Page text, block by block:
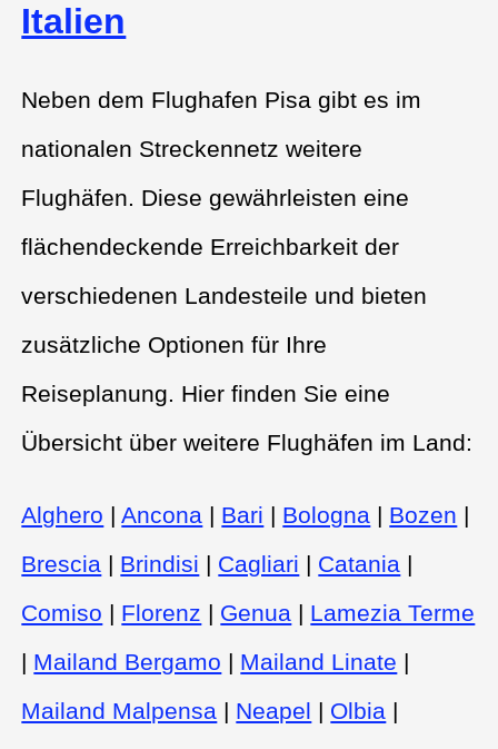
Italien
Neben dem Flughafen Pisa gibt es im
nationalen Streckennetz weitere
Flughäfen. Diese gewährleisten eine
flächendeckende Erreichbarkeit der
verschiedenen Landesteile und bieten
zusätzliche Optionen für Ihre
Reiseplanung. Hier finden Sie eine
Übersicht über weitere Flughäfen im Land:
Alghero | Ancona | Bari | Bologna | Bozen |
Brescia | Brindisi | Cagliari | Catania |
Comiso | Florenz | Genua | Lamezia Terme
| Mailand Bergamo | Mailand Linate |
Mailand Malpensa | Neapel | Olbia |